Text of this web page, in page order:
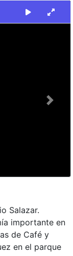
Next
Salazar.
importante en
de Café y
en el parque